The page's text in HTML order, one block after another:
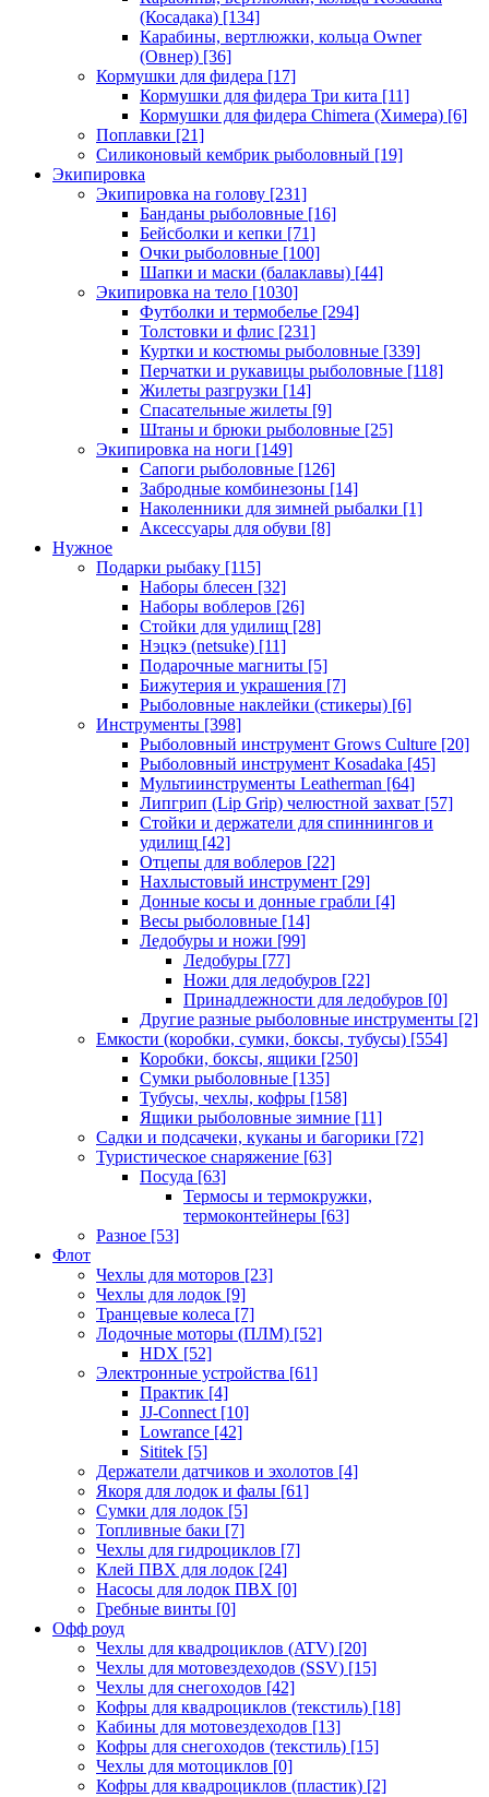
(Косадака) [134]
Карабины, вертлюжки, кольца Owner
(Овнер) [36]
Кормушки для фидера [17]
Кормушки для фидера Три кита [11]
Кормушки для фидера Chimera (Химера) [6]
Поплавки [21]
Силиконовый кембрик рыболовный [19]
Экипировка
Экипировка на голову [231]
Банданы рыболовные [16]
Бейсболки и кепки [71]
Очки рыболовные [100]
Шапки и маски (балаклавы) [44]
Экипировка на тело [1030]
Футболки и термобелье [294]
Толстовки и флис [231]
Куртки и костюмы рыболовные [339]
Перчатки и рукавицы рыболовные [118]
Жилеты разгрузки [14]
Спасательные жилеты [9]
Штаны и брюки рыболовные [25]
Экипировка на ноги [149]
Сапоги рыболовные [126]
Забродные комбинезоны [14]
Наколенники для зимней рыбалки [1]
Аксессуары для обуви [8]
Нужное
Подарки рыбаку [115]
Наборы блесен [32]
Наборы воблеров [26]
Стойки для удилищ [28]
Нэцкэ (netsuke) [11]
Подарочные магниты [5]
Бижутерия и украшения [7]
Рыболовные наклейки (стикеры) [6]
Инструменты [398]
Рыболовный инструмент Grows Culture [20]
Рыболовный инструмент Kosadaka [45]
Мультиинструменты Leatherman [64]
Липгрип (Lip Grip) челюстной захват [57]
Стойки и держатели для спиннингов и
удилищ [42]
Отцепы для воблеров [22]
Нахлыстовый инструмент [29]
Донные косы и донные грабли [4]
Весы рыболовные [14]
Ледобуры и ножи [99]
Ледобуры [77]
Ножи для ледобуров [22]
Принадлежности для ледобуров [0]
Другие разные рыболовные инструменты [2]
Емкости (коробки, сумки, боксы, тубусы) [554]
Коробки, боксы, ящики [250]
Сумки рыболовные [135]
Тубусы, чехлы, кофры [158]
Ящики рыболовные зимние [11]
Садки и подсачеки, куканы и багорики [72]
Туристическое снаряжение [63]
Посуда [63]
Термосы и термокружки,
термоконтейнеры [63]
Разное [53]
Флот
Чехлы для моторов [23]
Чехлы для лодок [9]
Транцевые колеса [7]
Лодочные моторы (ПЛМ) [52]
HDX [52]
Электронные устройства [61]
Практик [4]
JJ-Connect [10]
Lowrance [42]
Sititek [5]
Держатели датчиков и эхолотов [4]
Якоря для лодок и фалы [61]
Сумки для лодок [5]
Топливные баки [7]
Чехлы для гидроциклов [7]
Клей ПВХ для лодок [24]
Насосы для лодок ПВХ [0]
Гребные винты [0]
Офф роуд
Чехлы для квадроциклов (ATV) [20]
Чехлы для мотовездеходов (SSV) [15]
Чехлы для снегоходов [42]
Кофры для квадроциклов (текстиль) [18]
Кабины для мотовездеходов [13]
Кофры для снегоходов (текстиль) [15]
Чехлы для мотоциклов [0]
Кофры для квадроциклов (пластик) [2]